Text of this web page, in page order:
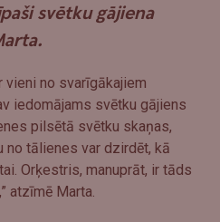
svētku gājiena
no svarīgākajiem
iedomājams svētku gājiens
pilsētā svētku skaņas,
no tālienes var dzirdēt, kā
Orķestris, manuprāt, ir tāds
atzīmē Marta.